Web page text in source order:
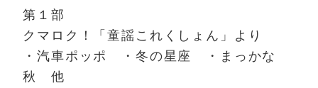
第１部
クマロク！「童謡これくしょん」より
・汽車ポッポ ・冬の星座 ・まっかな
秋 他